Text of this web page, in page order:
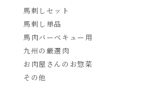
馬刺しセット
馬刺し単品
馬肉バーベキュー用
九州の厳選肉
お肉屋さんのお惣菜
その他